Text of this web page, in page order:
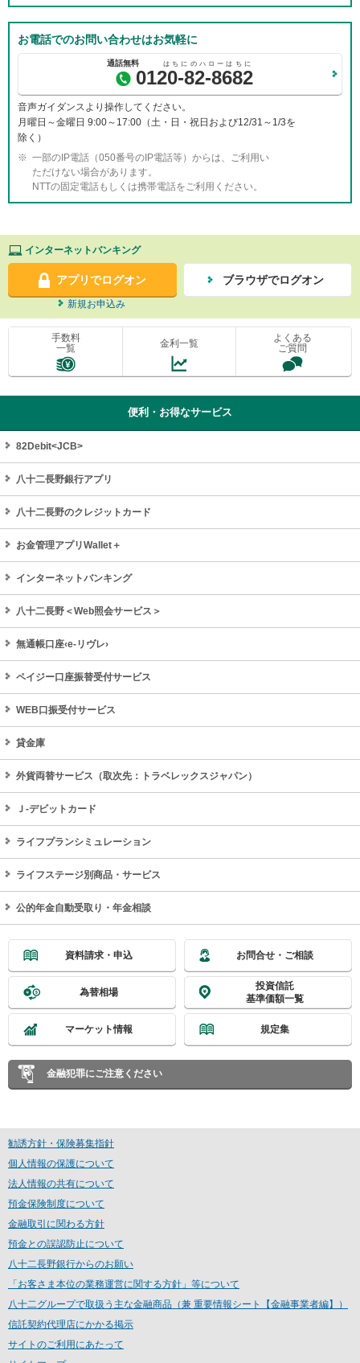
お電話でのお問い合わせはお気軽に
0120-82-8682
音声ガイダンスより操作してください。
月曜日～金曜日 9:00～17:00（土・日・祝日および12/31～1/3を
除く）
一部のIP電話（050番号のIP電話等）からは、ご利用い
ただけない場合があります。
NTTの固定電話もしくは携帯電話をご利用ください。
インターネットバンキング
アプリでログオン ブラウザでログオン
新規お申込み
手数料
一覧
金利一覧
よくある
ご質問
便利・お得なサービス
82Debit<JCB>
八十二長野銀行アプリ
八十二長野のクレジットカード
お金管理アプリWallet＋
インターネットバンキング
八十二長野＜Web照会サービス＞
無通帳口座‹e-リヴレ›
ペイジー口座振替受付サービス
WEB口振受付サービス
貸金庫
外貨両替サービス（取次先：トラベレックスジャパン）
Ｊ‐デビットカード
ライフプランシミュレーション
ライフステージ別商品・サービス
公的年金自動受取り・年金相談
資料請求・申込 お問合せ・ご相談
為替相場
投資信託
基準価額一覧
マーケット情報 規定集
金融犯罪にご注意ください
勧誘方針・保険募集指針
個人情報の保護について
法人情報の共有について
預金保険制度について
金融取引に関わる方針
預金との誤認防止について
八十二長野銀行からのお願い
「お客さま本位の業務運営に関する方針」等について
八十二グループで取扱う主な金融商品（兼 重要情報シート【金融事業者編】）
信託契約代理店にかかる掲示
サイトのご利用にあたって